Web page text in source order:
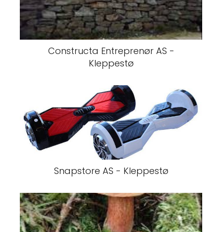
Constructa Entreprenør AS -
Kleppestø
Snapstore AS - Kleppestø